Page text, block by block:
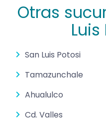
Otras
San Luis Potosi
Tamazunchale
Ahualulco
Cd. Valles